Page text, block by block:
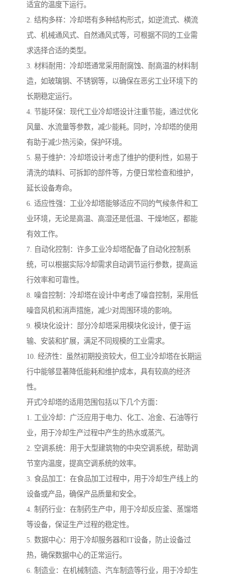
适宜的温度下运行。
2. 结构多样：冷却塔有多种结构形式，如逆流式、横流
式、机械通风式、自然通风式等，可根据不同的工业需
求选择合适的类型。
3. 材料耐用：冷却塔通常采用耐腐蚀、耐高温的材料制
造，如玻璃钢、不锈钢等，以确保在恶劣工业环境下的
长期稳定运行。
4. 节能环保：现代工业冷却塔设计注重节能，通过优化
风量、水流量等参数，减少能耗。同时，冷却塔的使用
有助于减少热污染，保护环境。
5. 易于维护：冷却塔设计考虑了维护的便利性，如易于
清洗的填料、可拆卸的部件等，方便日常检查和维护，
延长设备寿命。
6. 适应性强：工业冷却塔能够适应不同的气候条件和工
业环境，无论是高温、高湿还是低温、干燥地区，都能
有效工作。
7. 自动化控制：许多工业冷却塔配备了自动化控制系
统，可以根据实际冷却需求自动调节运行参数，提高运
行效率和可靠性。
8. 噪音控制：冷却塔在设计中考虑了噪音控制，采用低
噪音风机和消声措施，减少对周围环境的影响。
9. 模块化设计：部分冷却塔采用模块化设计，便于运
输、安装和扩展，满足不同规模的工业需求。
10. 经济性：虽然初期投资较大，但工业冷却塔在长期运
行中能够显著降低能耗和维护成本，具有较高的经济
性。
开式冷却塔的适用范围包括以下几个方面：
1. 工业冷却：广泛应用于电力、化工、冶金、石油等行
业，用于冷却生产过程中产生的热水或蒸汽。
2. 空调系统：用于大型建筑物的中央空调系统，帮助调
节室内温度，提高空调系统的效率。
3. 食品加工：在食品加工过程中，用于冷却生产线上的
设备或产品，确保产品质量和安全。
4. 制药行业：在制药生产中，用于冷却反应釜、蒸馏塔
等设备，保证生产过程的稳定性。
5. 数据中心：用于冷却服务器和IT设备，防止设备过
热，确保数据中心的正常运行。
6. 制造业：在机械制造、汽车制造等行业，用于冷却生